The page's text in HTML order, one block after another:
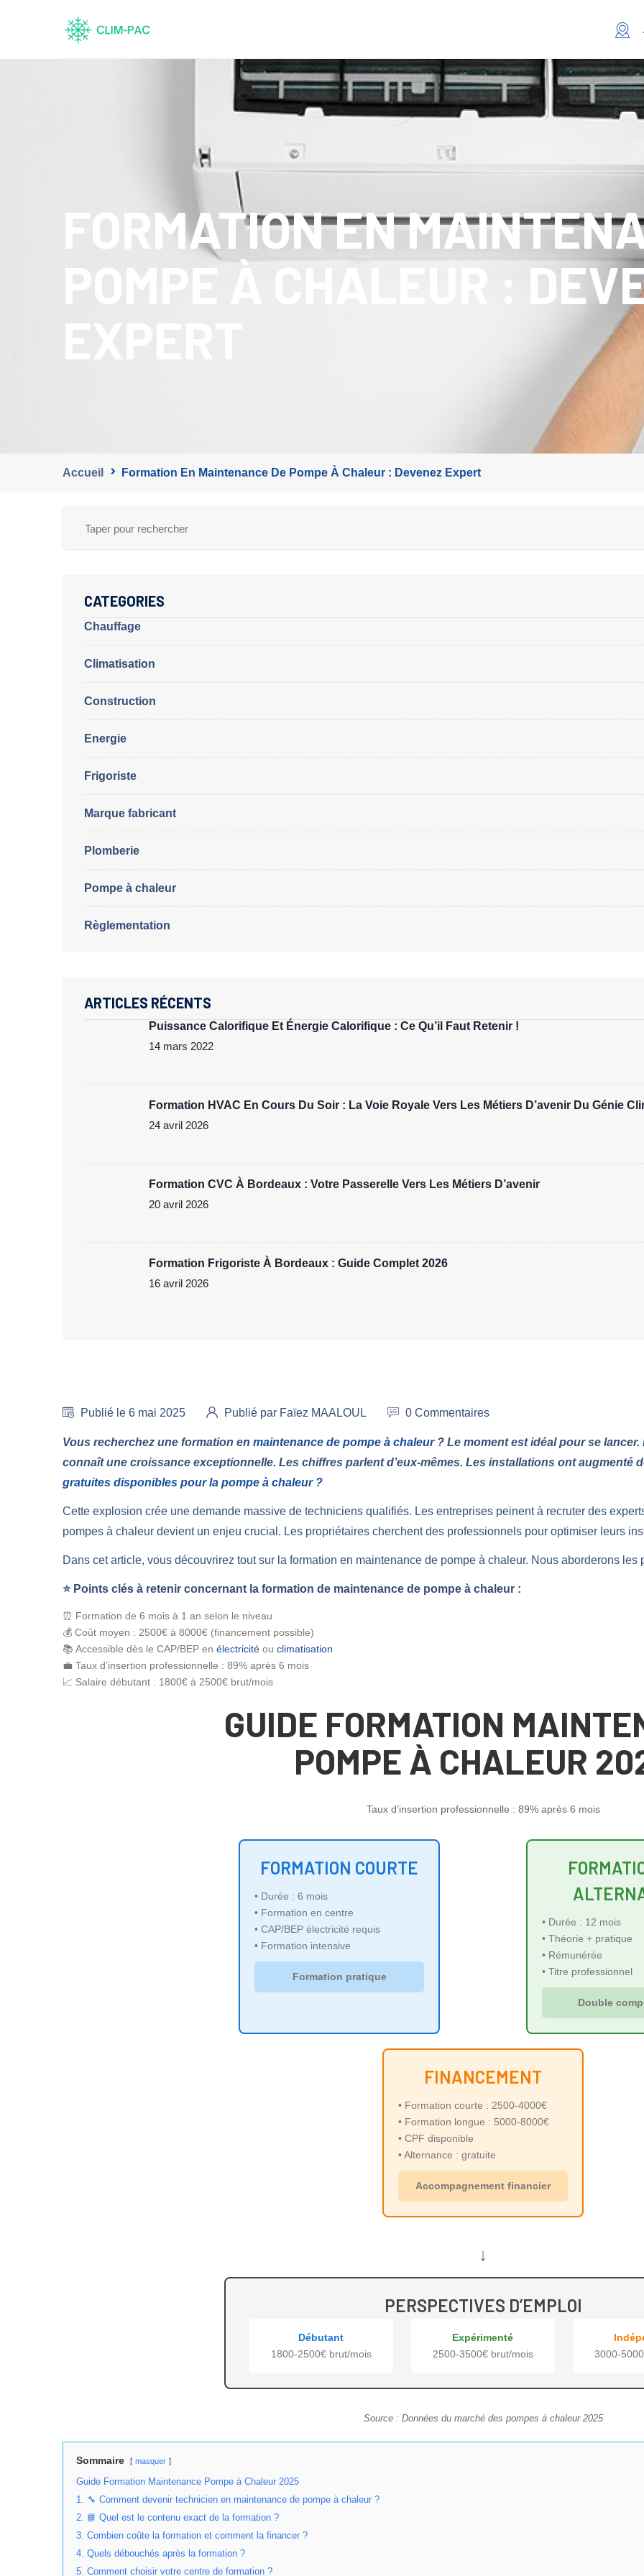
FORMATION EN
POMPE À CHALEUR :
Accueil Formation En Maintenance De Pompe À Chaleur : Devenez Expert
CATEGORIES
Chauffage
Climatisation
Construction
Energie
Frigoriste
Marque fabricant
Plomberie
Pompe à chaleur
Règlementation
ARTICLES RÉCENTS
Puissance Calorifique Et Énergie Calorifique : Ce Qu’il Faut Retenir !
14 mars 2022
Formation HVAC En Cours Du Soir : La Voie Royale Vers Les Métiers D’avenir Du Génie
24 avril 2026
Formation CVC À Bordeaux : Votre Passerelle Vers Les Métiers D’avenir
20 avril 2026
Formation Frigoriste À Bordeaux : Guide Complet 2026
16 avril 2026
Publié le 6 mai 2025 Publié par Faïez MAALOUL 0 Commentaires
Vous recherchez une formation en maintenance de pompe à chaleur? Le moment est idéal pour se lancer.
connaît une croissance exceptionnelle. Les chiffres parlent d’eux-mêmes. Les installations ont augmenté
gratuites disponibles pour la pompe à chaleur ?
Cette explosion crée une demande massive de techniciens qualifiés. Les entreprises peinent à recruter des
pompes à chaleur devient un enjeu crucial. Les propriétaires cherchent des professionnels pour optimiser leurs
Dans cet article, vous découvrirez tout sur la formation en maintenance de pompe à chaleur. Nous aborderons
⭐ Points clés à retenir concernant la formation de maintenance de pompe à chaleur :
⏰ Formation de 6 mois à 1 an selon le niveau
💰 Coût moyen : 2500€ à 8000€ (financement possible)
📚 Accessible dès le CAP/BEP en électricité ou climatisation
💼 Taux d’insertion professionnelle : 89% après 6 mois
📈 Salaire débutant : 1800€ à 2500€ brut/mois
GUIDE FORMATION
POMPE À CHALEUR
Taux d’insertion professionnelle : 89% après 6 mois
FORMATION COURTE
• Durée : 6 mois
• Formation en centre
• CAP/BEP électricité requis
• Formation intensive
Formation pratique
• Durée : 12 mois
• Théorie + pratique
• Rémunérée
• Titre professionnel
Double
FINANCEMENT
• Formation courte : 2500-4000€
• Formation longue : 5000-8000€
• CPF disponible
• Alternance : gratuite
Accompagnement financier
↓
PERSPECTIVES D’EMPLOI
Débutant
1800-2500€ brut/mois
Expérimenté
2500-3500€ brut/mois
3000-
Source : Données du marché des pompes à chaleur 2025
Sommaire masquer
Guide Formation Maintenance Pompe à Chaleur 2025
1. 🔧 Comment devenir technicien en maintenance de pompe à chaleur ?
2. 📘 Quel est le contenu exact de la formation ?
3. Combien coûte la formation et comment la financer ?
4. Quels débouchés après la formation ?
5. Comment choisir votre centre de formation ?